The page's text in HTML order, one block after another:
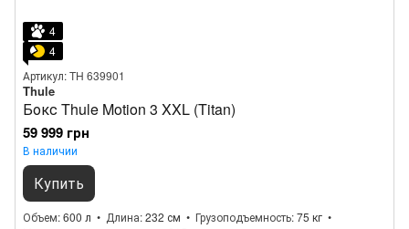
4
4
Артикул: TH 639901
Thule
Бокс Thule Motion 3 XXL (Titan)
59 999 грн
В наличии
Купить
Объем 600 л Длина 232 см Грузоподъемность 75 кг